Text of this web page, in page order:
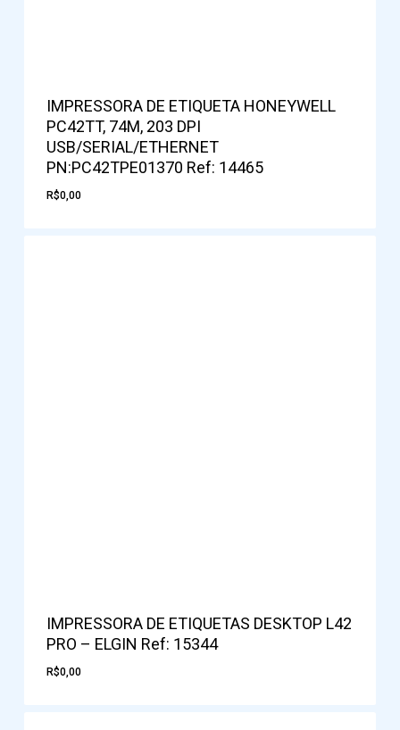
IMPRESSORA DE ETIQUETA HONEYWELL
PC42TT, 74M, 203 DPI
USB/SERIAL/ETHERNET
PN:PC42TPE01370 Ref: 14465
R$0,00
IMPRESSORA DE ETIQUETAS DESKTOP L42
PRO – ELGIN Ref: 15344
R$0,00